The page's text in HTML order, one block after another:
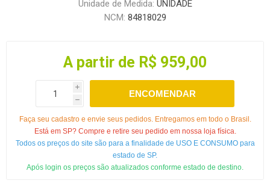
Unidade de Medida: UNIDADE
NCM: 84818029
A partir de R$ 959,00
i
h
ENCOMENDAR
Faça seu cadastro e envie seus pedidos. Entregamos em todo o Brasil.
Está em SP? Compre e retire seu pedido em nossa loja física.
Todos os preços do site são para a finalidade de USO E CONSUMO para
estado de SP.
Após login os preços são atualizados conforme estado de destino.